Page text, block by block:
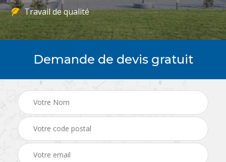
Travail de qualité
Demande de devis gratuit